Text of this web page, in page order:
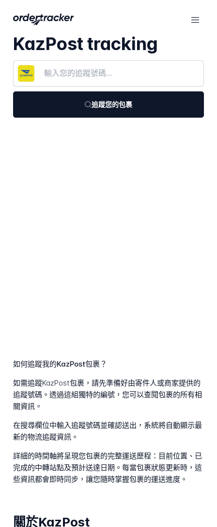
KazPost tracking
追蹤您的包裹
如何追蹤我的KazPost包裹？
如需追蹤KazPost包裹，請先準備好由寄件人或商家提供的
追蹤號碼。透過這組獨特的編號，您可以查閱包裹的所有相
關資訊。
在搜尋欄位中輸入追蹤號碼並確認送出，系統將自動顯示最
新的物流追蹤資訊。
詳細的時間軸將呈現您包裹的完整運送歷程：目前位置、已
完成的中轉站點及預計送達日期。每當包裹狀態更新時，這
些資訊都會即時同步，讓您隨時掌握包裹的運送進度。
關於KazPost